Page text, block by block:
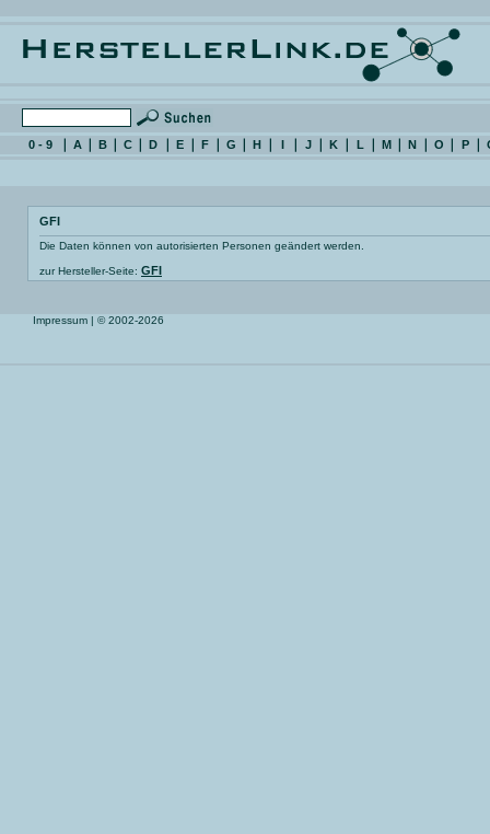
0 - 9 A B C D E F G H I J K L M N O P
GFI
Die Daten können von autorisierten Personen geändert werden.
zur Hersteller-Seite: GFI
Impressum | © 2002-2026